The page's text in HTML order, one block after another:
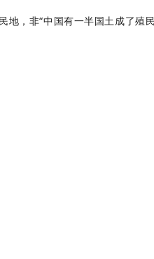
，非“中国有一半国土成了殖民